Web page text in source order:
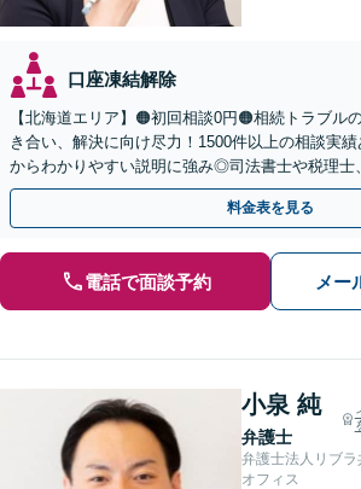
口座凍結解除
【北海道エリア】🟠初回相談0円🟠相続トラブル
き合い、解決に向け尽力！1500件以上の相談実
からわかりやすい説明に強み◎司法書士や税理士
介し、登記や相続税の申告までワンストップで対
料金表を見る
電話で面談予約 メー
小泉 純
弁護士
弁護士法人リブ
オフィス